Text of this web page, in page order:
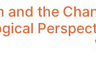
and the